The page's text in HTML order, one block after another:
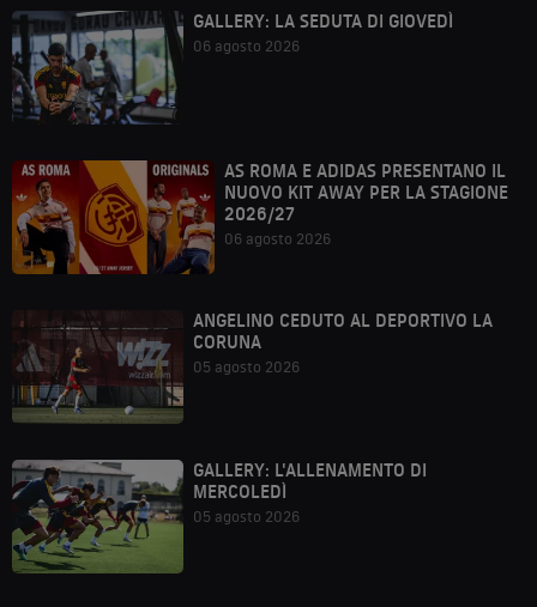
GALLERY: LA SEDUTA DI GIOVEDÌ
06 agosto 2026
AS ROMA E ADIDAS PRESENTANO IL
NUOVO KIT AWAY PER LA STAGIONE
2026/27
06 agosto 2026
ANGELINO CEDUTO AL DEPORTIVO LA
CORUNA
05 agosto 2026
GALLERY: L'ALLENAMENTO DI
MERCOLEDÌ
05 agosto 2026